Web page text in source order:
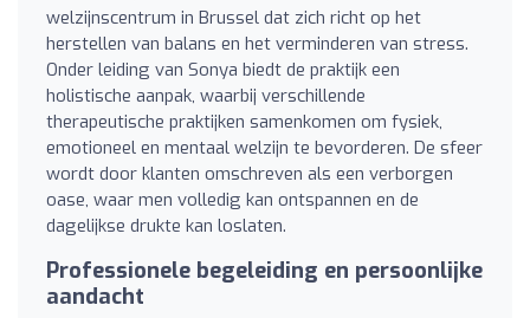
welzijnscentrum in Brussel dat zich richt op het
herstellen van balans en het verminderen van stress.
Onder leiding van Sonya biedt de praktijk een
holistische aanpak, waarbij verschillende
therapeutische praktijken samenkomen om fysiek,
emotioneel en mentaal welzijn te bevorderen. De sfeer
wordt door klanten omschreven als een verborgen
oase, waar men volledig kan ontspannen en de
dagelijkse drukte kan loslaten.
Professionele begeleiding en persoonlijke
aandacht